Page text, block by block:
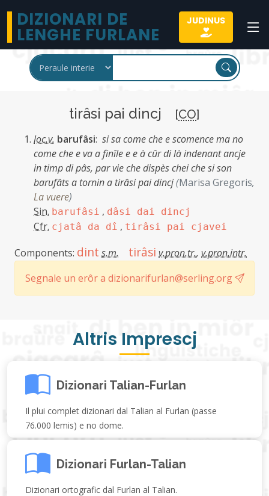
DIZIONARI DE
LENGHE FURLANE
JUDINUS
tirâsi pai dincj [CO]
loc.v. barufâsi: si sa come che e scomence ma no
come che e va a finîle e e à cûr di là indenant ancje
in timp di pâs, par vie che dispès chei che si son
barufâts a tornin a tirâsi pai dincj(Marisa Gregoris,
La vuere)
Sin. barufâsi , dâsi dai dincj
Cfr. cjatâ da dî , tirâsi pai cjavei
Components: dint s.m. tirâsi v.pron.tr., v.pron.intr.
Segnale un erôr a dizionarifurlan@serling.org
Altris Imprescj
Dizionari Talian-Furlan
Il plui complet dizionari dal Talian al Furlan (passe
76.000 lemis) e no dome.
Dizionari Furlan-Talian
Dizionari ortografic dal Furlan al Talian.